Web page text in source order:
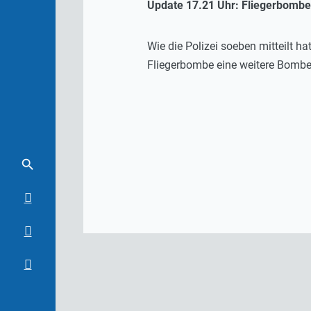
Update 17.21 Uhr:
Wie die Polizei soeben mitteilt
Fliegerbombe eine weitere